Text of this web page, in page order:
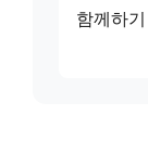
함께하